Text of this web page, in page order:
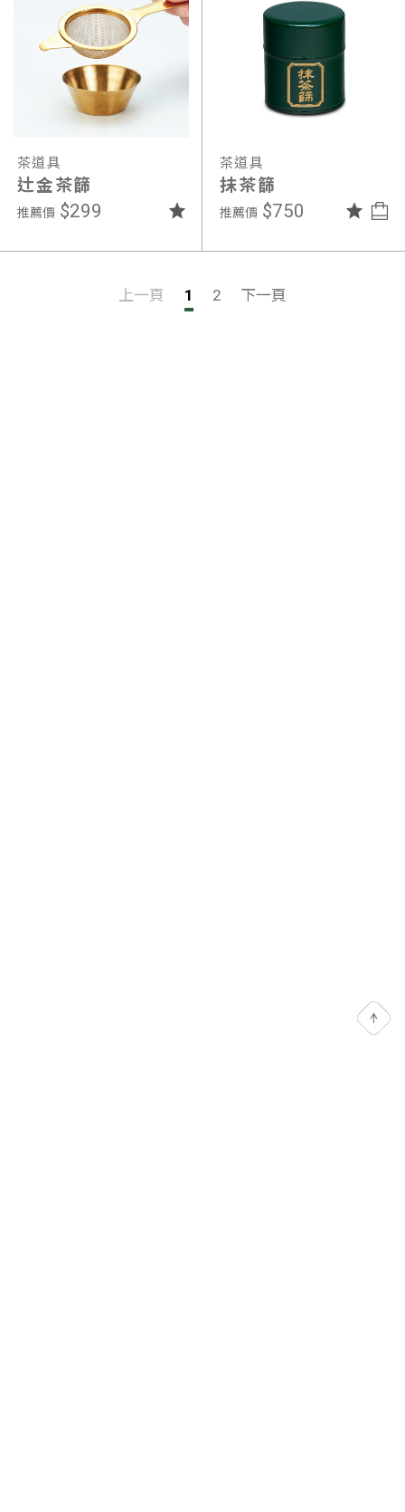
茶道具
辻金茶篩
推薦價 $299
茶道具
抹茶篩
推薦價 $750
上一頁 1 2 下一頁